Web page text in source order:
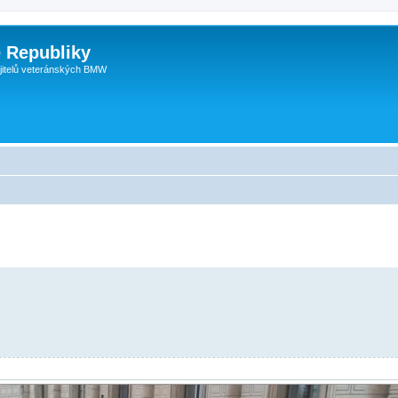
Republiky
veteránských BMW